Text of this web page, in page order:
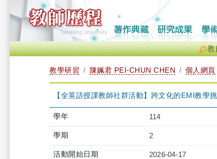
教
教學研習 陳姵君 PEI-CHUN CHEN 個人網頁
【全英語授課教師社群活動】跨文化的EMI教學
學年 114
學期 2
活動開始日期 2026-04-17